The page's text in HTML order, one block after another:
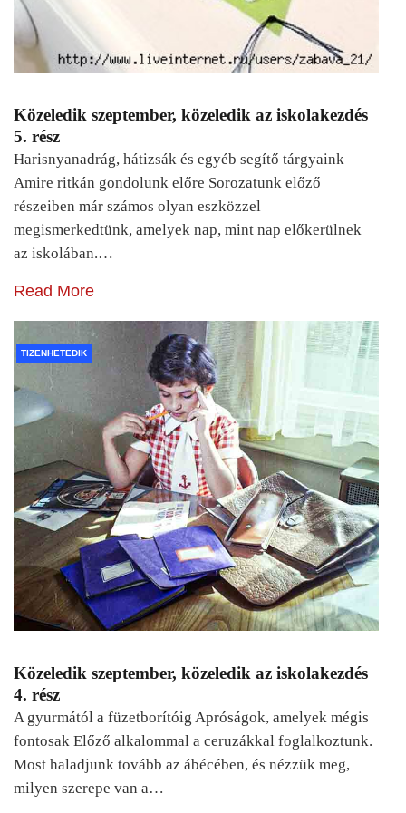
Közeledik szeptember, közeledik az iskolakezdés
5. rész
Harisnyanadrág, hátizsák és egyéb segítő tárgyaink
Amire ritkán gondolunk előre Sorozatunk előző
részeiben már számos olyan eszközzel
megismerkedtünk, amelyek nap, mint nap előkerülnek
az iskolában.…
Read More
TIZENHETEDIK
Közeledik szeptember, közeledik az iskolakezdés
4. rész
A gyurmától a füzetborítóig Apróságok, amelyek mégis
fontosak Előző alkalommal a ceruzákkal foglalkoztunk.
Most haladjunk tovább az ábécében, és nézzük meg,
milyen szerepe van a…